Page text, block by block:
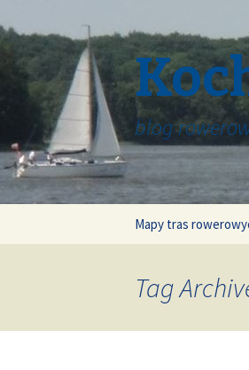
blog
Mapy tras
Tag